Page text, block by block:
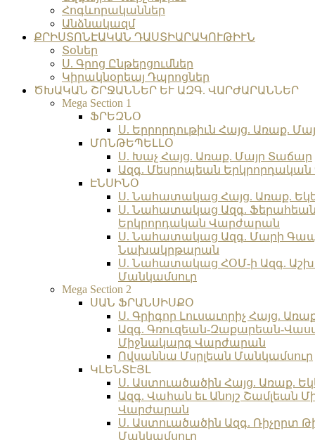
Հոգևորականներ
Անձնակազմ
ՔՐԻՍՏՈՆԷԱԿԱՆ ԴԱՍՏԻԱՐԱԿՈՒԹԻՒՆ
Տօներ
Ս. Գրոց Ընթերցումներ
Կիրակնօրեայ Դպրոցներ
ԾԽԱԿԱՆ ՇՐՋԱՆՆԵՐ ԵՒ ԱԶԳ. ՎԱՐԺԱՐԱՆՆԵՐ
Mega Section 1
ՖՐԵԶՆՕ
Ս. Երրորդութիւն Հայց. Առաք.
ՄՈՆԹԵՊԵԼԼՕ
Ս. Խաչ Հայց. Առաք. Մայր Տաճար
Ազգ. Մեսրոպեան
ԷՆՍԻՆՕ
Ս. Նահատակաց Հայց. Առաք.
Ս. Նահատակաց Ազգ.
Երկրորդական Վարժարան
Ս. Նահատակաց Ազգ. Մարի
Նախակրթարան
Ս. Նահատակաց ՀՕՄ-ի Ազգ.
Մանկամսուր
Mega Section 2
ՍԱՆ ՖՐԱՆՍԻՍՔՕ
Ս. Գրիգոր Լուսաւորիչ Հայց.
Ազգ. Գռուզեան-Զաքարեան-
Միջնակարգ Վարժարան
Ովսաննա Մսրլեան Մանկամսուր
ԿԼԵՆՏԷՅԼ
Ս. Աստուածածին Հայց. Առաք.
Ազգ. Վահան եւ Անոյշ Շամլեան
Վարժարան
Ս. Աստուածածին Ազգ. Ռիչըրտ
Մանկամսուր